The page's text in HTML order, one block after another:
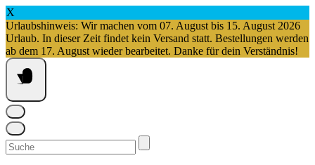
X
Urlaubshinweis: Wir machen vom 07. August bis 15. August 2026
Urlaub. In dieser Zeit findet kein Versand statt. Bestellungen werden
ab dem 17. August wieder bearbeitet. Danke für dein Verständnis!
Springe
zum
Inhalt
Suchen
nach: